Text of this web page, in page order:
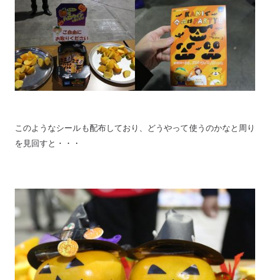
このようなシールも配布しており、どうやって使うのかなと周り
を見回すと・・・